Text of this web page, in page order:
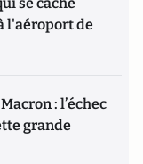
l'aéroport de
: l’échec
grande